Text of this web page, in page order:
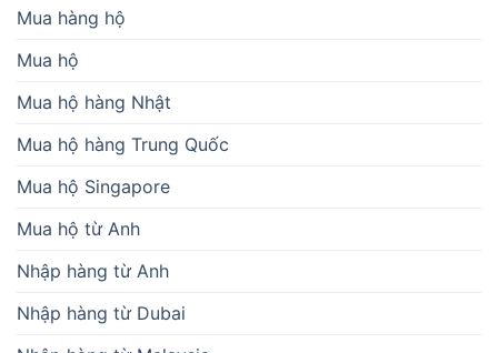
Mua hàng hộ
Mua hộ
Mua hộ hàng Nhật
Mua hộ hàng Trung Quốc
Mua hộ Singapore
Mua hộ từ Anh
Nhập hàng từ Anh
Nhập hàng từ Dubai